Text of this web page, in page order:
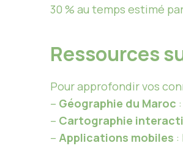
30 % au temps estimé
Ressources
Pour approfondir vos
– Géographie du Maroc
– Cartographie
– Applications mobiles :